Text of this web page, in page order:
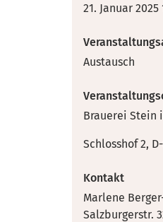
21. Januar 2025
Austausch
Brauerei Stein
Schlosshof 2,
Kontakt
Marlene
Salzburgerstr.